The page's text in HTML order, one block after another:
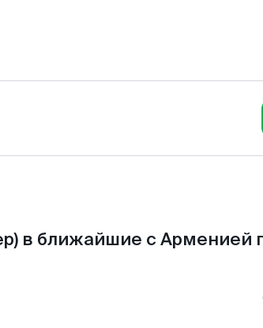
в ближайшие с Арменией